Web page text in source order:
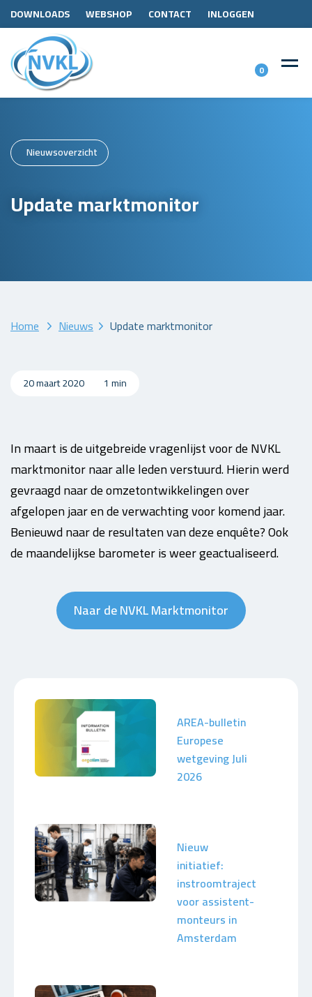
DOWNLOADS WEBSHOP CONTACT INLOGGEN
0
Nieuwsoverzicht
Update marktmonitor
Home Nieuws Update marktmonitor
20 maart 2020 1 min
In maart is de uitgebreide vragenlijst voor de NVKL
marktmonitor naar alle leden verstuurd. Hierin werd
gevraagd naar de omzetontwikkelingen over
afgelopen jaar en de verwachting voor komend jaar.
Benieuwd naar de resultaten van deze enquête? Ook
de maandelijkse barometer is weer geactualiseerd.
Naar de NVKL Marktmonitor
AREA-bulletin
Europese
wetgeving Juli
2026
Nieuw
initiatief:
instroomtraject
voor assistent-
monteurs in
Amsterdam